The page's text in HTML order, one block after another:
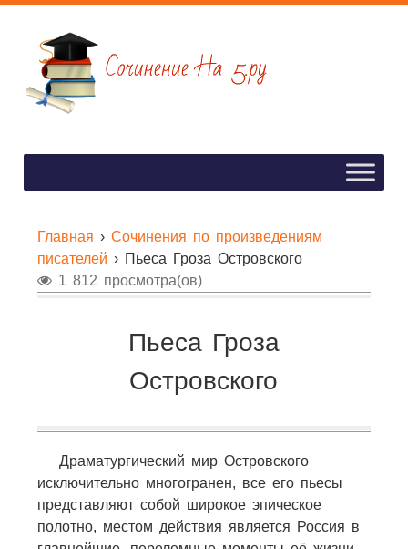
Главная › Сочинения по произведениям
писателей › Пьеса Гроза Островского
1 812 просмотра(ов)
Пьеса Гроза
Островского
Драматургический мир Островского
исключительно многогранен, все его пьесы
представляют собой широкое эпическое
полотно, местом действия является Россия в